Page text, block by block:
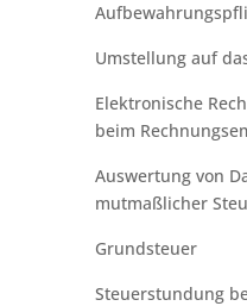
Umstellung auf
Elektronische
beim
Auswertung von
mutmaßlicher
Grundsteuer
Steuerstundung